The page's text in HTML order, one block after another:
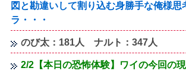
図と勘違いして割り込む身勝手な俺様思
ラ・・・
のび太：181人 ナルト：347人
2/2【本日の恐怖体験】ワイの今回の